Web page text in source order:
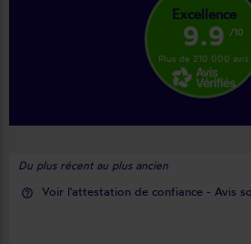
Excellence
9.9 /10
Plus de 210 000 avis
Du plus récent au plus ancien
help_outline Voir l'attestation de confiance - Avis